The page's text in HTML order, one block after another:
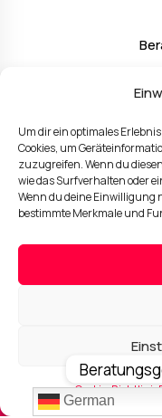
Um dir ein optimales
Cookies, um
zuzugreifen. Wenn du
wie das Surfverhalten oder
Wenn du deine Einwilligung
bestimmte Merkmale und
Cookie-Richtlinie
German